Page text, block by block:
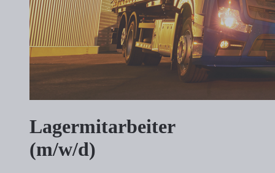
Lagermitarbeiter
(m/w/d)